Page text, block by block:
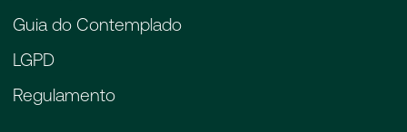
Guia do Contemplado
LGPD
Regulamento